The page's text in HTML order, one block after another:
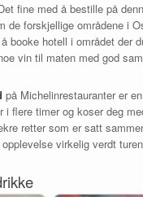
fine med å bestille på
de forskjellige områdene i
booke hotell i området der
vin til maten med god
på Michelinrestauranter er
i flere timer og koser deg
retter som er satt
virkelig verdt